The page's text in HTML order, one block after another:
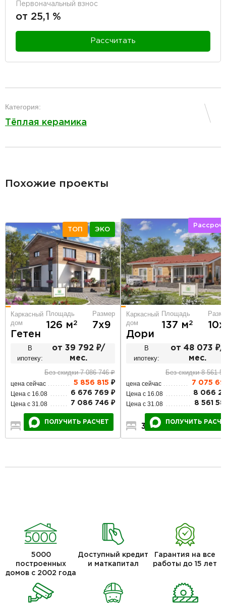
Первоначальный взнос
от 25,1 %
Рассчитать
Категория:
Тёплая керамика
Похожие проекты
ТОП ЭКО
Каркасный
дом
Гетен
Площадь
126 м2
Размер
7х9
В
ипотеку:
от 39 792 ₽/
мес.
Без скидки 7 086 746 ₽
цена сейчас 5 856 815 ₽
Цена с 16.08 6 676 769 ₽
Цена с 31.08 7 086 746 ₽
4
ПОЛУЧИТЬ РАСЧЕТ
Каркасный
дом
Дори
Площадь
137 м2
В
ипотеку:
от 48 073 ₽/
мес.
Без скидки 8 561
цена сейчас 7 075
Цена с 16.08 8 066
Цена с 31.08 8 561
3
ПОЛУЧИТЬ
5000
построенных
домов с 2002 года
Доступный кредит
и маткапитал
Гарантия на все
работы до 15 лет